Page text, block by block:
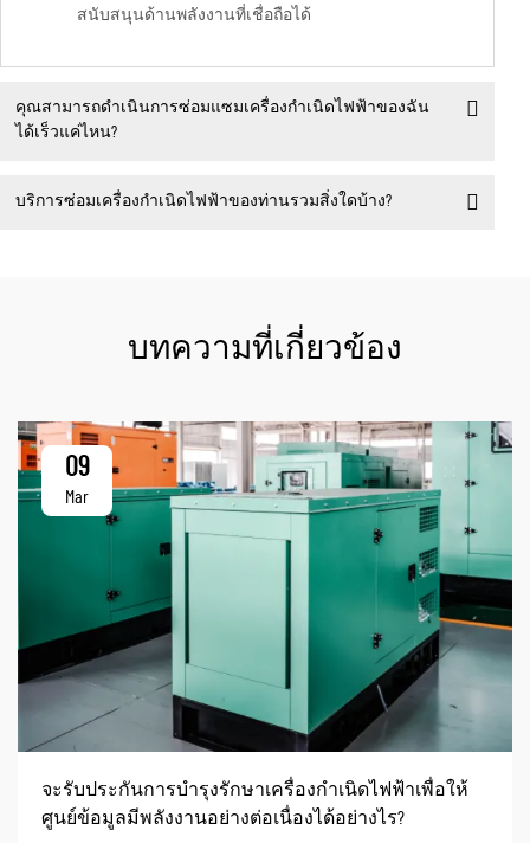
สนับสนุนด้านพลังงานที่เชื่อถือได้
คุณสามารถดำเนินการซ่อมแซมเครื่องกำเนิดไฟฟ้าของฉัน
ได้เร็วแค่ไหน?
บริการซ่อมเครื่องกำเนิดไฟฟ้าของท่านรวมสิ่งใดบ้าง?
บทความที่เกี่ยวข้อง
09
Mar
จะรับประกันการบำรุงรักษาเครื่องกำเนิดไฟฟ้าเพื่อให้
ศูนย์ข้อมูลมีพลังงานอย่างต่อเนื่องได้อย่างไร?